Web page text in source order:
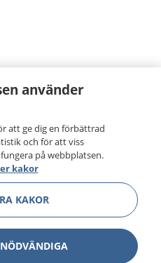
använder
att ge dig en förbättrad
och för att viss
på webbplatsen.
kakor
KAKOR